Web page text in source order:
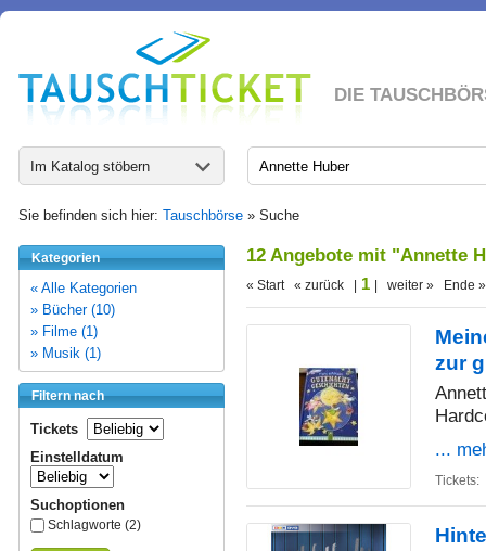
DIE
Im Katalog stöbern
Sie befinden sich hier: Tauschbörse » Suche
Kategorien
« Alle Kategorien
» Bücher (10)
» Filme (1)
» Musik (1)
Filtern nach
Tickets
Einstelldatum
Suchoptionen
Schlagworte (2)
12 Angebote mit "Annette
« Start « zurück | 1 | weiter » Ende »
zur
...
Tickets: